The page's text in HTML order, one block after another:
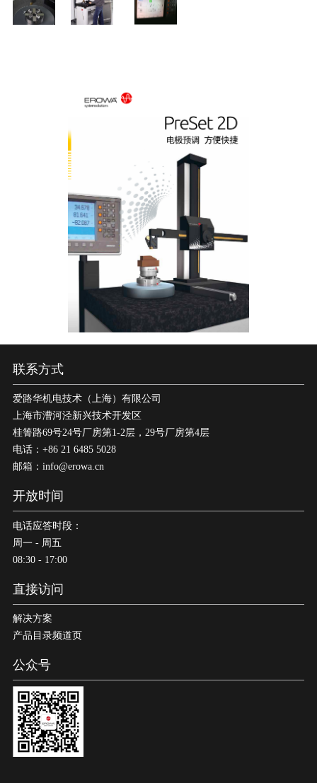
联系方式
爱路华机电技术（上海）有限公司
上海市漕河泾新兴技术开发区
桂箐路69号24号厂房第1-2层，29号厂房第4层
电话：+86 21 6485 5028
邮箱：info@erowa.cn
开放时间
电话应答时段：
周一 - 周五
08:30 - 17:00
直接访问
解决方案
产品目录频道页
公众号